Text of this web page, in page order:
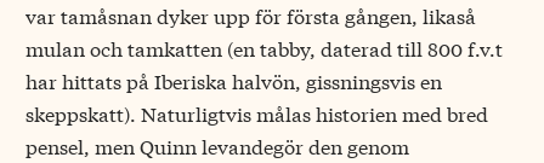
var tamåsnan dyker upp för första gången, likaså
mulan och tamkatten (en tabby, daterad till 800 f.v.t
har hittats på Iberiska halvön, gissningsvis en
skeppskatt). Naturligtvis målas historien med bred
pensel, men Quinn levandegör den genom